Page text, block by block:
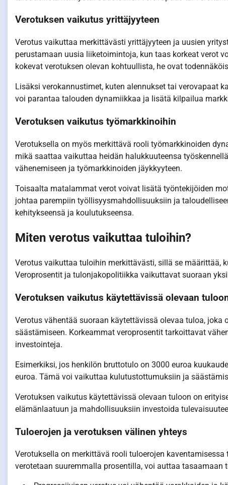
Verotuksen vaikutus yrittäjyyteen
Verotus vaikuttaa merkittävästi yrittäjyyteen ja uusien
perustamaan uusia liiketoimintoja, kun taas korkeat verot
kokevat verotuksen olevan kohtuullista, he ovat
Lisäksi verokannustimet, kuten alennukset tai verovapaat
voi parantaa talouden dynamiikkaa ja lisätä kilpailua
Verotuksen vaikutus työmarkkinoihin
Verotuksella on myös merkittävä rooli työmarkkinoiden
mikä saattaa vaikuttaa heidän halukkuuteensa
vähenemiseen ja työmarkkinoiden jäykkyyteen.
Toisaalta matalammat verot voivat lisätä työntekijöiden
johtaa parempiin työllisyysmahdollisuuksiin ja
kehitykseensä ja koulutukseensa.
Miten verotus vaikuttaa tuloihin?
Verotus vaikuttaa tuloihin merkittävästi, sillä se määrittää,
Veroprosentit ja tulonjakopolitiikka vaikuttavat suoraan
Verotuksen vaikutus käytettävissä olevaan
Verotus vähentää suoraan käytettävissä olevaa tuloa,
säästämiseen. Korkeammat veroprosentit tarkoittavat
investointeja.
Esimerkiksi, jos henkilön bruttotulo on 3000 euroa
euroa. Tämä voi vaikuttaa kulutustottumuksiin ja
Verotuksen vaikutus käytettävissä olevaan tuloon on
elämänlaatuun ja mahdollisuuksiin investoida
Tuloerojen ja verotuksen välinen yhteys
Verotuksella on merkittävä rooli tuloerojen
verotetaan suuremmalla prosentilla, voi auttaa tasaamaan